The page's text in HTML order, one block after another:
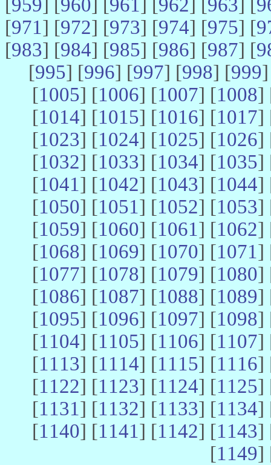
959 960 961 962 963
[971] [972] [973] [974] [975] [
[983] [984] [985] [986] [987] [
[995] [996] [997] [998] [999
[1005] [1006] [1007] [1008]
[1014] [1015] [1016] [1017]
[1023] [1024] [1025] [1026]
[1032] [1033] [1034] [1035]
[1041] [1042] [1043] [1044]
[1050] [1051] [1052] [1053]
[1059] [1060] [1061] [1062]
[1068] [1069] [1070] [1071]
[1077] [1078] [1079] [1080]
[1086] [1087] [1088] [1089]
[1095] [1096] [1097] [1098]
[1104] [1105] [1106] [1107]
[1113] [1114] [1115] [1116]
[1122] [1123] [1124] [1125]
[1131] [1132] [1133] [1134]
[1140] [1141] [1142] [1143]
[1149]